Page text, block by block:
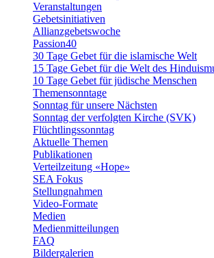
Veranstaltungen
Gebetsinitiativen
Allianzgebetswoche
Passion40
30 Tage Gebet für die islamische Welt
15 Tage Gebet für die Welt des
10 Tage Gebet für jüdische Menschen
Themensonntage
Sonntag für unsere Nächsten
Sonntag der verfolgten Kirche (SVK)
Flüchtlingssonntag
Aktuelle Themen
Publikationen
Verteilzeitung «Hope»
SEA Fokus
Stellungnahmen
Video-Formate
Medien
Medienmitteilungen
FAQ
Bildergalerien